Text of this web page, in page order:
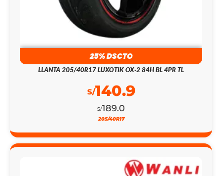
25% DSCTO
LLANTA 205/40R17 LUXOTIK OX-2 84H BL 4PR TL
S/189.0
S/140.9
205/40R17